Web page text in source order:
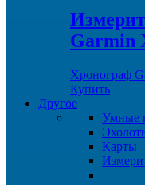
Garmin
Хронограф
Купить
Другое
Умные
Карты